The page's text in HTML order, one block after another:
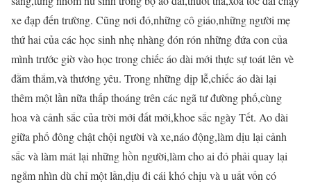
xe đạp đến trường. Cũng nơi đó,những cô giáo,những người mẹ
thứ hai của các học sinh nhẹ nhàng đón rón những đứa con của
mình trước giờ vào học trong chiếc áo dài mới thực sự toát lên vè
đằm thắm,và thương yêu. Trong những dịp lễ,chiếc áo dài lại
thêm một lần nữa thấp thoáng trên các ngã tư đường phố,cùng
hoa và cảnh sắc của trời mới đất mới,khoe sắc ngày Tết. Ao dài
giữa phố đông chật chội người và xe,náo động,làm dịu lại cảnh
sắc và làm mát lại những hồn người,làm cho ai đó phải quay lại
ngắm nhìn dù chỉ một lần,dịu đi cái khó chịu và u uất vốn có